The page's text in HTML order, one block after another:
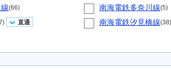
(66) 南海電鉄多奈川線(5)
直通 南海電鉄汐見橋線(38)